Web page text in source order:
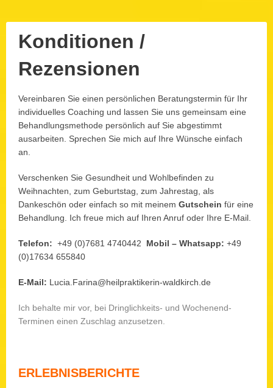
Konditionen /
Rezensionen
Posted
on:
7.
September
2017 12.
Dezember
2024
Author:
Lucia
Vereinbaren Sie einen persönlichen Beratungstermin für Ihr
individuelles Coaching und lassen Sie uns gemeinsam eine
Behandlungsmethode persönlich auf Sie abgestimmt
ausarbeiten. Sprechen Sie mich auf Ihre Wünsche einfach
an.
Verschenken Sie Gesundheit und Wohlbefinden zu
Weihnachten, zum Geburtstag, zum Jahrestag, als
Dankeschön oder einfach so mit meinem Gutschein für eine
Behandlung. Ich freue mich auf Ihren Anruf oder Ihre E-Mail.
Telefon: +49 (0)7681 4740442 Mobil – Whatsapp: +49
(0)17634 655840
E-Mail: Lucia.Farina@heilpraktikerin-waldkirch.de
Ich behalte mir vor, bei Dringlichkeits- und Wochenend-
Terminen einen Zuschlag anzusetzen.
ERLEBNISBERICHTE